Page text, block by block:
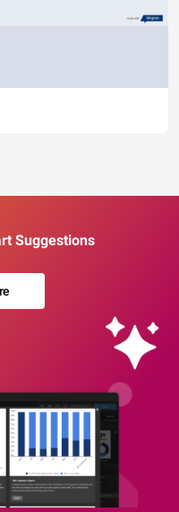
Suggestions